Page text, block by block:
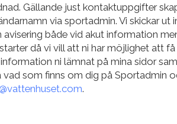
Gällande just kontaktuppgifter
via sportadmin. Vi skickar
avisering både vid akut information
då vi vill att ni har möjlighet att
ni lämnat på mina sidor
vad som finns om dig på Sportadmin
.